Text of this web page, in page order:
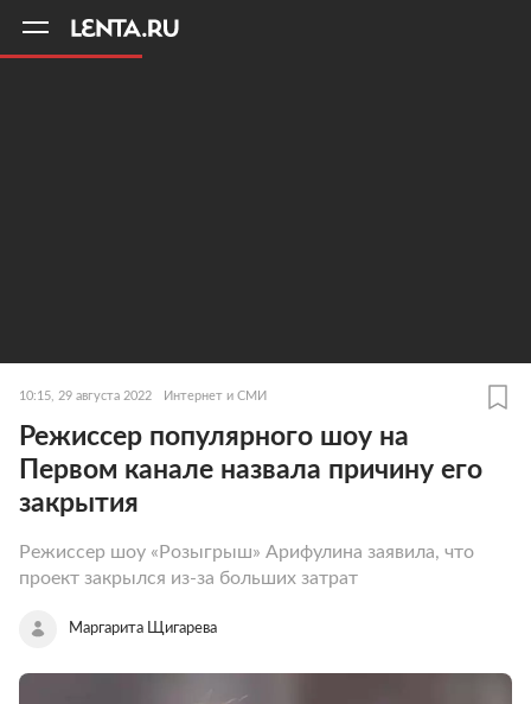
10:15, 29 августа 2022 Интернет и СМИ
Режиссер популярного шоу на
Первом канале назвала причину его
закрытия
Режиссер шоу «Розыгрыш» Арифулина заявила, что
проект закрылся из-за больших затрат
Маргарита Щигарева